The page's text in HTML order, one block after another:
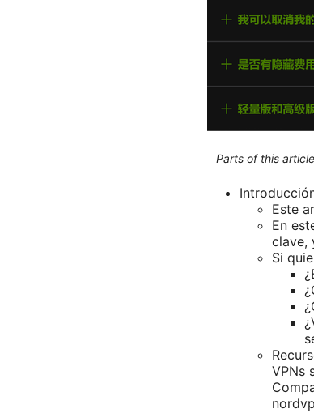
Parts of this
Este
En
clave,
Si
VPNs